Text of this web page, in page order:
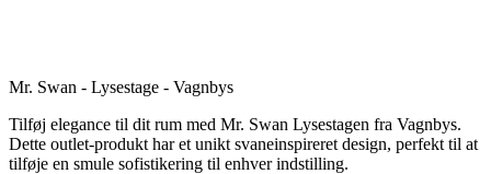
Mr. Swan - Lysestage - Vagnbys
Tilføj elegance til dit rum med Mr. Swan Lysestagen fra Vagnbys.
Dette outlet-produkt har et unikt svaneinspireret design, perfekt til at
tilføje en smule sofistikering til enhver indstilling.